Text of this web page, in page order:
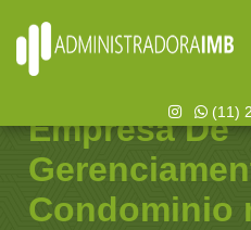
(11)
Empresa De
Condominio